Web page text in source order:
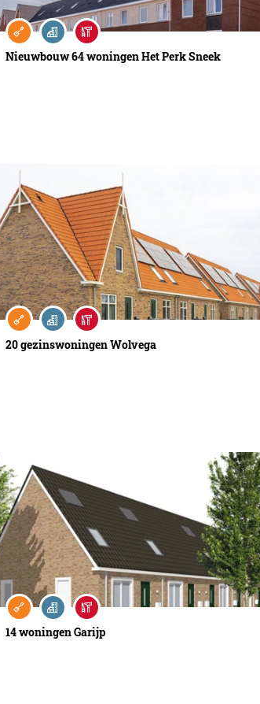
Nieuwbouw 64 woningen Het Perk Sneek
20 gezinswoningen Wolvega
14 woningen Garijp